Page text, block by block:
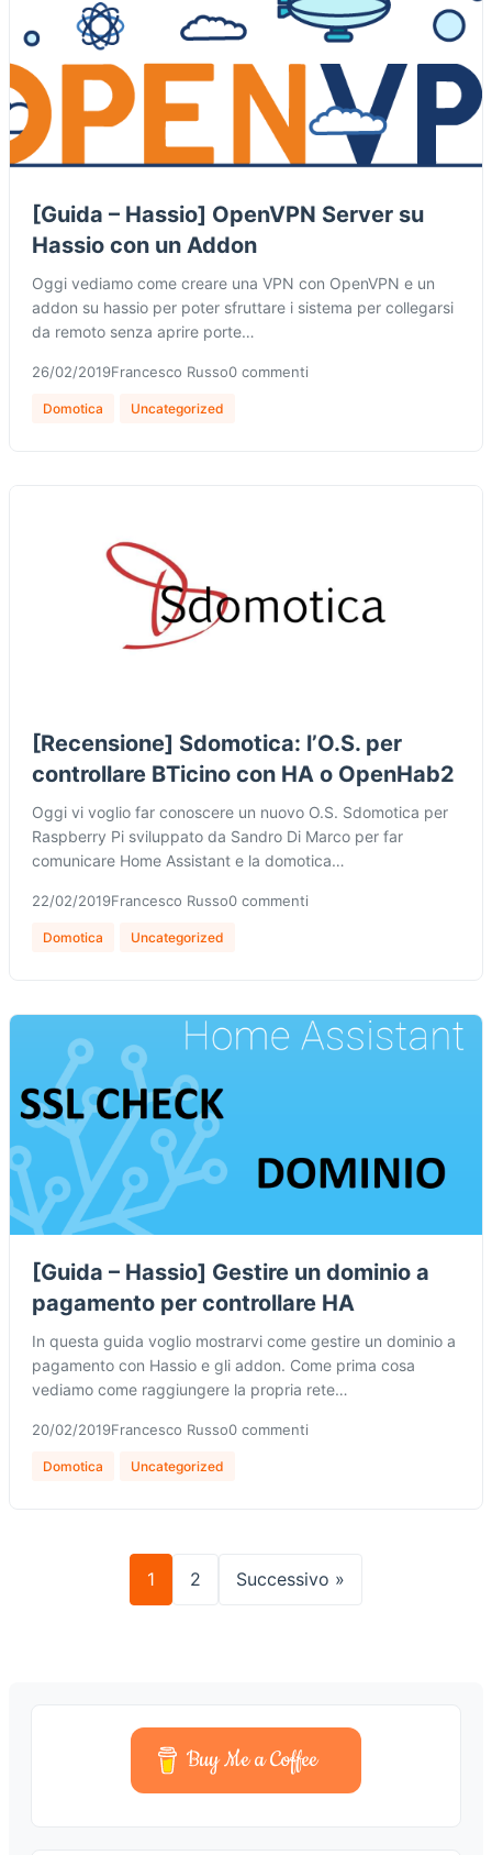
[Guida – Hassio] OpenVPN Server su
Hassio con un Addon
Oggi vediamo come creare una VPN con OpenVPN e un
addon su hassio per poter sfruttare i sistema per collegarsi
da remoto senza aprire porte…
26/02/2019Francesco Russo0 commenti
Domotica Uncategorized
[Recensione] Sdomotica: l’O.S. per
controllare BTicino con HA o OpenHab2
Oggi vi voglio far conoscere un nuovo O.S. Sdomotica per
Raspberry Pi sviluppato da Sandro Di Marco per far
comunicare Home Assistant e la domotica…
22/02/2019Francesco Russo0 commenti
Domotica Uncategorized
[Guida – Hassio] Gestire un dominio a
pagamento per controllare HA
In questa guida voglio mostrarvi come gestire un dominio a
pagamento con Hassio e gli addon. Come prima cosa
vediamo come raggiungere la propria rete…
20/02/2019Francesco Russo0 commenti
Domotica Uncategorized
1 2 Successivo »
Buy Me a Coffee